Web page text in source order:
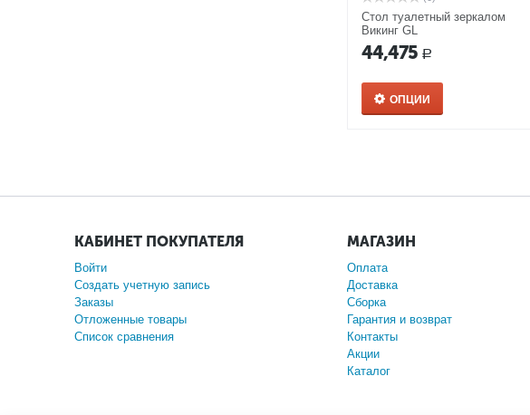
Стол туалетный зеркалом
Викинг GL
44,475 Р
ОПЦИИ
КАБИНЕТ ПОКУПАТЕЛЯ
Войти
Создать учетную запись
Заказы
Отложенные товары
Список сравнения
МАГАЗИН
Оплата
Доставка
Сборка
Гарантия и возврат
Контакты
Акции
Каталог